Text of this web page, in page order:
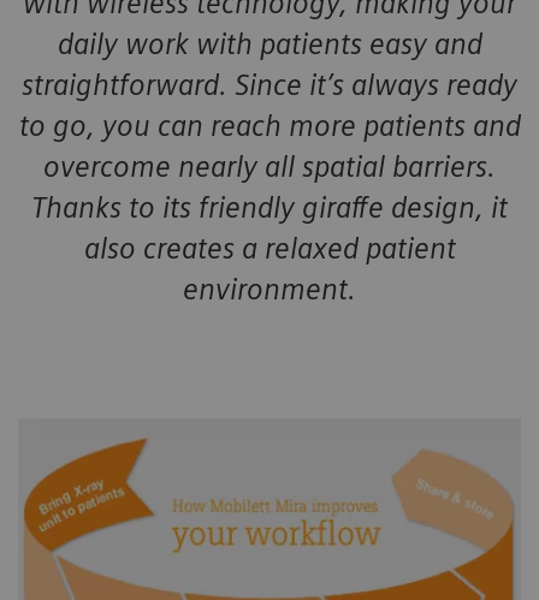
daily work with patients easy and
straightforward. Since it’s always ready
to go, you can reach more patients and
overcome nearly all spatial barriers.
Thanks to its friendly giraffe design, it
also creates a relaxed patient
environment.